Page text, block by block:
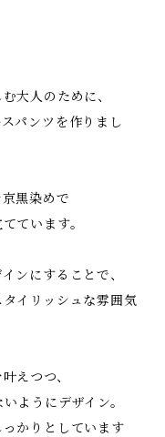
大人のために、
パンツを作りまし
黒染めで
ています。
ンにすることで、
イリッシュな雰囲気
えつつ、
ようにデザイン。
かりとしています